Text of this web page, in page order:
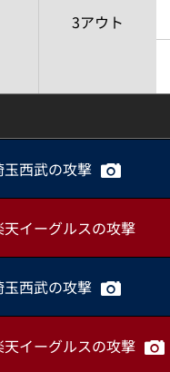
3アウト
西武の攻撃
イーグルスの攻撃
西武の攻撃
イーグルスの攻撃